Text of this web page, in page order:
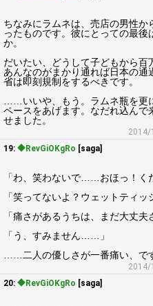
ちなみにラムネは、売店の男性か
ったものです。彼にとっての最後
か。
だいたい、どうして子どもから百
あんなのがまかり通れば日本の
省は即刻規制をするべきです。
……いいや、もう。ラムネ瓶を更
ペースをあげます。なだれ込ん
せました。
2014/
19: ◆RevGiOKgRo [saga]
「わ、笑わないで……おほっ！く
「笑ってないよ？ウェットティッ
「痛さがあるうちは、まだ大丈夫
「う、すみません……」
……二人の優しさが一番痛い、で
2014/
20: ◆RevGiOKgRo [saga]